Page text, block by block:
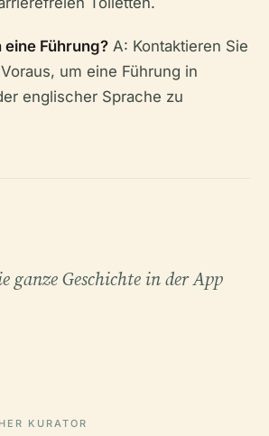
eine Führung? A: Kontaktieren Sie
um eine Führung in
englischer Sprache zu
ganze Geschichte in der App
KURATOR